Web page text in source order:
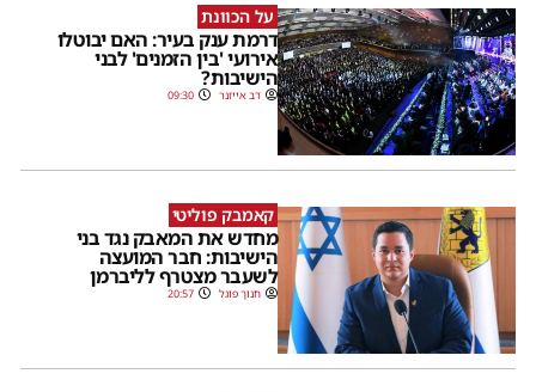
על הכוונת
דרמת ענק בעיר: האם יבוטלו
אירועי 'בין הזמנים' לבני
הישיבות?
דב אייזנר 09:30
קאמבק פוליטי
מחדש את המאבק נגד בני
הישיבות: חבר המועצה
לשעבר מצטרף לליברמן
חנוך פוגל 20:57